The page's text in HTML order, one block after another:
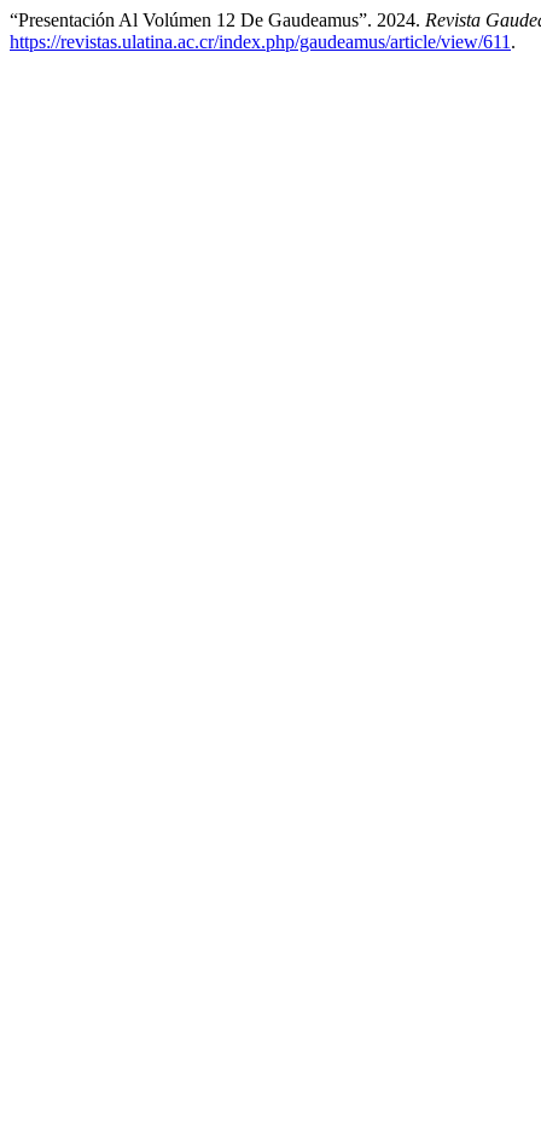
“Presentación Al Volúmen 12 De Gaudeamus”. 2024. Revista
https://revistas.ulatina.ac.cr/index.php/gaudeamus/article/view/611 .